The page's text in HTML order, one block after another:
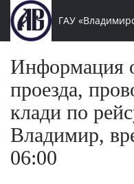
ГАУ
Информация
проезда,
клади по
Владимир,
06:00